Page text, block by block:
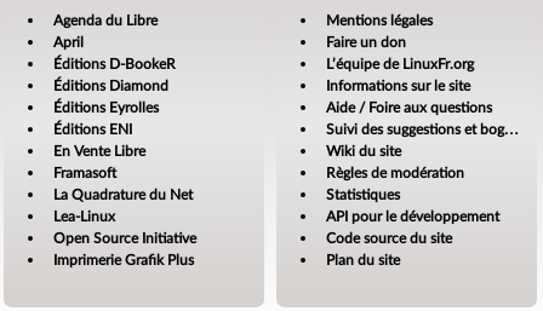
Agenda du Libre
April
Éditions D-BookeR
Éditions Diamond
Éditions Eyrolles
Éditions ENI
En Vente Libre
Framasoft
La Quadrature du Net
Lea-Linux
Open Source Initiative
Imprimerie Grafik Plus
Mentions légales
Faire un don
L’équipe de LinuxFr.org
Informations sur le site
Aide / Foire aux questions
Suivi des suggestions et bogues
Wiki du site
Règles de modération
Statistiques
API pour le développement
Code source du site
Plan du site